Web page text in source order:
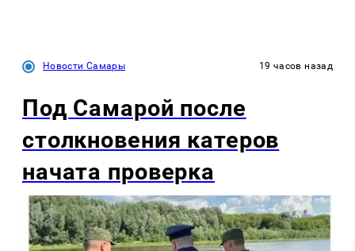
Новости Самары 19 часов назад
Под Самарой после
столкновения катеров
начата проверка